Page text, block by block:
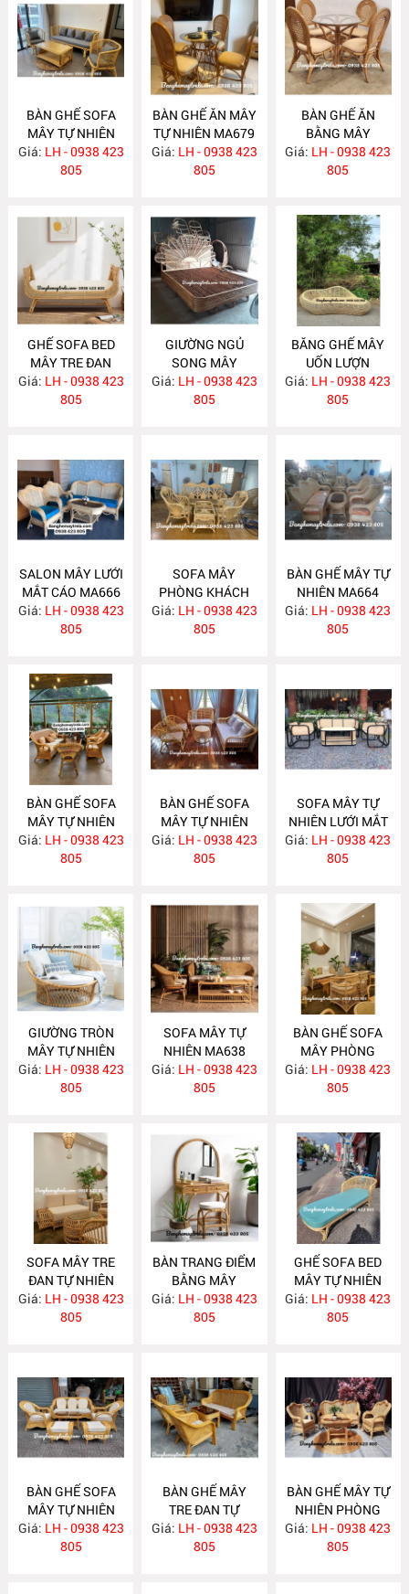
BÀN GHẾ SOFA
MÂY TỰ NHIÊN
MA681
Giá: LH - 0938 423
805
BÀN GHẾ ĂN MÂY
TỰ NHIÊN MA679
Giá: LH - 0938 423
805
BÀN GHẾ ĂN
BẰNG MÂY
MA678
Giá: LH - 0938 423
805
GHẾ SOFA BED
MÂY TRE ĐAN
MA671
Giá: LH - 0938 423
805
GIƯỜNG NGỦ
SONG MÂY
MA670
Giá: LH - 0938 423
805
BĂNG GHẾ MÂY
UỐN LƯỢN
MA667
Giá: LH - 0938 423
805
SALON MÂY LƯỚI
MẮT CÁO MA666
Giá: LH - 0938 423
805
SOFA MÂY
PHÒNG KHÁCH
MA665
Giá: LH - 0938 423
805
BÀN GHẾ MÂY TỰ
NHIÊN MA664
Giá: LH - 0938 423
805
BÀN GHẾ SOFA
MÂY TỰ NHIÊN
MA663
Giá: LH - 0938 423
805
BÀN GHẾ SOFA
MÂY TỰ NHIÊN
MA657
Giá: LH - 0938 423
805
SOFA MÂY TỰ
NHIÊN LƯỚI MẮT
CÁO MA656
Giá: LH - 0938 423
805
GIƯỜNG TRÒN
MÂY TỰ NHIÊN
MA652
Giá: LH - 0938 423
805
SOFA MÂY TỰ
NHIÊN MA638
Giá: LH - 0938 423
805
BÀN GHẾ SOFA
MÂY PHÒNG
KHÁCH HIỆN ĐẠI
MA637
Giá: LH - 0938 423
805
SOFA MÂY TRE
ĐAN TỰ NHIÊN
MA636
Giá: LH - 0938 423
805
BÀN TRANG ĐIỂM
BẰNG MÂY
MA635
Giá: LH - 0938 423
805
GHẾ SOFA BED
MÂY TỰ NHIÊN
MA625
Giá: LH - 0938 423
805
BÀN GHẾ SOFA
MÂY TỰ NHIÊN
PHÒNG KHÁCH
MA624
Giá: LH - 0938 423
805
BÀN GHẾ MÂY
TRE ĐAN TỰ
NHIÊN MA622
Giá: LH - 0938 423
805
BÀN GHẾ MÂY TỰ
NHIÊN PHÒNG
KHÁCH LƯỚI MẮT
CÁO MA621
Giá: LH - 0938 423
805